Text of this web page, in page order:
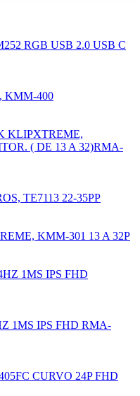
RGB USB 2.0 USB C
KMM-400
KLIPXTREME,
( DE 13 A 32)RMA-
TE7113 22-35PP
KMM-301 13 A 32P
1MS IPS FHD
1MS IPS FHD RMA-
CURVO 24P FHD